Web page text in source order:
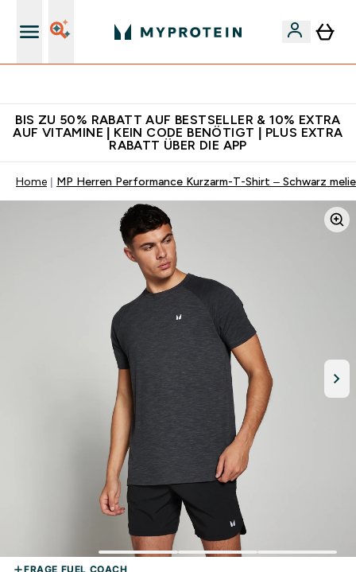
BIS ZU 50% RABATT AUF BESTSELLER & 10% EXTRA
AUF VITAMINE | KEIN CODE BENÖTIGT | PLUS EXTRA
RABATT ÜBER DIE APP
Home MP Herren Performance Kurzarm-T-Shirt – Schwarz